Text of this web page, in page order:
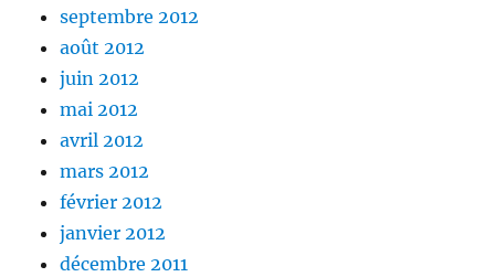
septembre 2012
août 2012
juin 2012
mai 2012
avril 2012
mars 2012
février 2012
janvier 2012
décembre 2011